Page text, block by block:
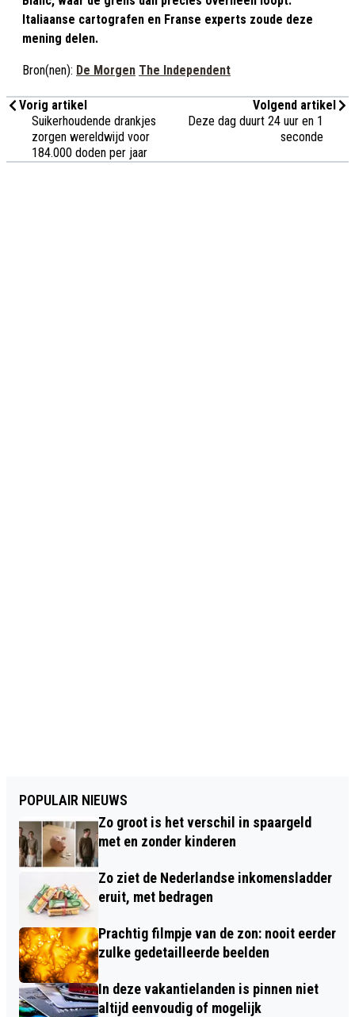
Italiaanse cartografen en Franse experts zoude deze
mening delen.
Bron(nen): De Morgen The Independent
Vorig artikel
Suikerhoudende drankjes
zorgen wereldwijd voor
184.000 doden per jaar
Volgend artikel
Deze dag duurt 24 uur en 1
seconde
POPULAIR NIEUWS
Zo groot is het verschil in spaargeld
met en zonder kinderen
Zo ziet de Nederlandse inkomensladder
eruit, met bedragen
Prachtig filmpje van de zon: nooit eerder
zulke gedetailleerde beelden
In deze vakantielanden is pinnen niet
altijd eenvoudig of mogelijk